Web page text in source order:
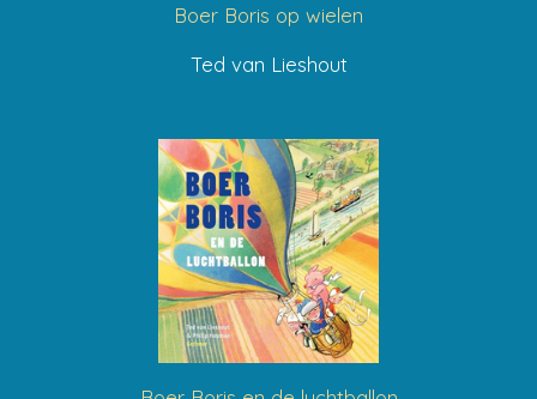
Boer Boris op wielen
Ted van Lieshout